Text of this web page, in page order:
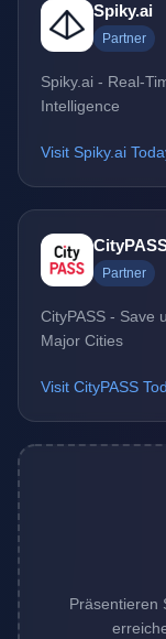
Spiky.ai
Partner
Spiky.ai - Real-
Intelligence
Visit Spiky.ai
Partner
CityPASS - Save
Major Cities
Visit CityPASS
Präsentieren